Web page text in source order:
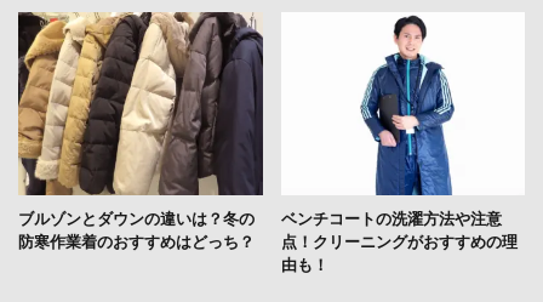
ブルゾンとダウンの違いは？冬の
防寒作業着のおすすめはどっち？
ベンチコートの洗濯方法や注意
点！クリーニングがおすすめの理
由も！